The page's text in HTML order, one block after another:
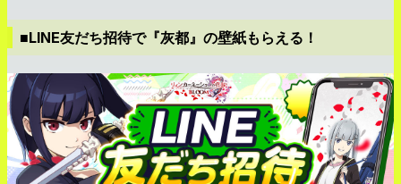
■LINE友だち招待で『灰都』の壁紙もらえる！